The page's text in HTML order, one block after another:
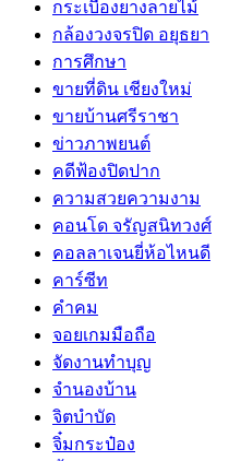
กระเบื้องยางลายไม้
กล้องวงจรปิด อยุธยา
การศึกษา
ขายที่ดิน เชียงใหม่
ขายบ้านศรีราชา
ข่าวภาพยนต์
คดีฟ้องปิดปาก
ความสวยความงาม
คอนโด จรัญสนิทวงศ์
คอลลาเจนยี่ห้อไหนดี
คาร์ซีท
คำคม
จอยเกมมือถือ
จัดงานทำบุญ
จำนองบ้าน
จิตบำบัด
จิ๋มกระป๋อง